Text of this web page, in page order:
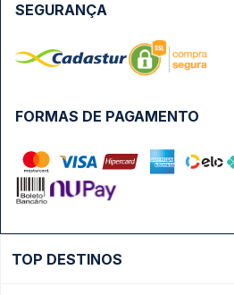
FORMAS DE PAGAMENTO
SEGURANÇA
TOP DESTINOS